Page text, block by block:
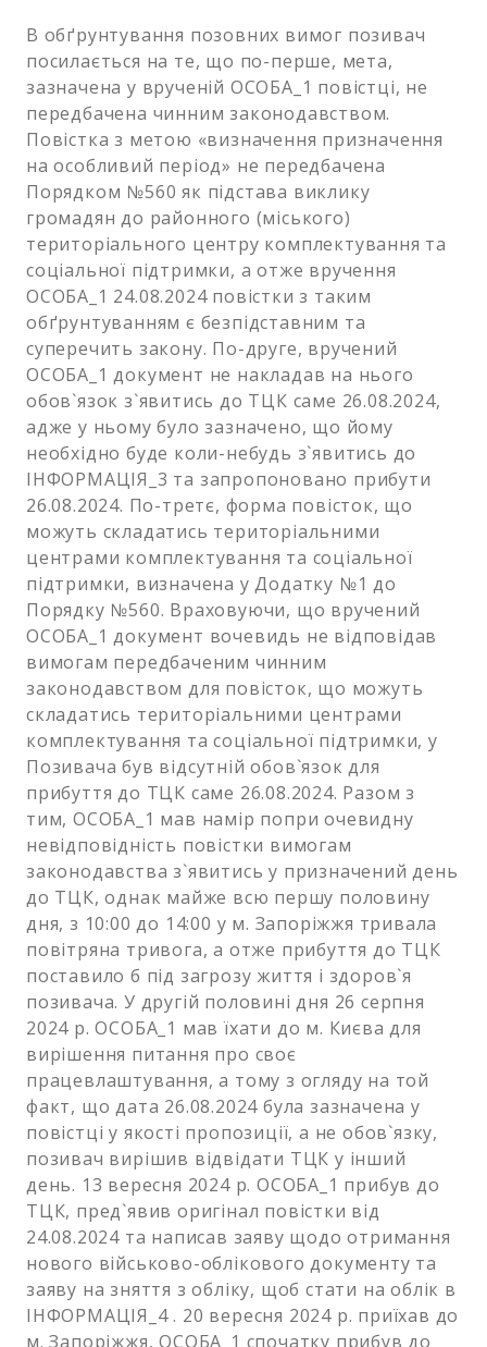
В обґрунтування позовних вимог позивач
посилається на те, що по-перше, мета,
зазначена у врученій ОСОБА_1 повістці, не
передбачена чинним законодавством.
Повістка з метою «визначення призначення
на особливий період» не передбачена
Порядком №560 як підстава виклику
громадян до районного (міського)
територіального центру комплектування та
соціальної підтримки, а отже вручення
ОСОБА_1 24.08.2024 повістки з таким
обґрунтуванням є безпідставним та
суперечить закону. По-друге, вручений
ОСОБА_1 документ не накладав на нього
обов`язок з`явитись до ТЦК саме 26.08.2024,
адже у ньому було зазначено, що йому
необхідно буде коли-небудь з`явитись до
ІНФОРМАЦІЯ_3 та запропоновано прибути
26.08.2024. По-третє, форма повісток, що
можуть складатись територіальними
центрами комплектування та соціальної
підтримки, визначена у Додатку №1 до
Порядку №560. Враховуючи, що вручений
ОСОБА_1 документ вочевидь не відповідав
вимогам передбаченим чинним
законодавством для повісток, що можуть
складатись територіальними центрами
комплектування та соціальної підтримки, у
Позивача був відсутній обов`язок для
прибуття до ТЦК саме 26.08.2024. Разом з
тим, ОСОБА_1 мав намір попри очевидну
невідповідність повістки вимогам
законодавства з`явитись у призначений день
до ТЦК, однак майже всю першу половину
дня, з 10:00 до 14:00 у м. Запоріжжя тривала
повітряна тривога, а отже прибуття до ТЦК
поставило б під загрозу життя і здоров`я
позивача. У другій половині дня 26 серпня
2024 р. ОСОБА_1 мав їхати до м. Києва для
вирішення питання про своє
працевлаштування, а тому з огляду на той
факт, що дата 26.08.2024 була зазначена у
повістці у якості пропозиції, а не обов`язку,
позивач вирішив відвідати ТЦК у інший
день. 13 вересня 2024 р. ОСОБА_1 прибув до
ТЦК, пред`явив оригінал повістки від
24.08.2024 та написав заяву щодо отримання
нового військово-облікового документу та
заяву на зняття з обліку, щоб стати на облік в
ІНФОРМАЦІЯ_4 . 20 вересня 2024 р. приїхав до
м. Запоріжжя, ОСОБА_1 спочатку прибув до